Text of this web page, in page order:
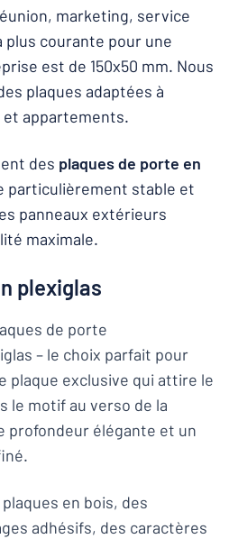
marketing, service
plus courante pour une
est de 150x50 mm. Nous
plaques adaptées à
et appartements.
des plaques de porte en
particulièrement stable et
panneaux extérieurs
maximale.
plexiglas
de porte
– le choix parfait pour
plaque exclusive qui attire le
le motif au verso de la
profondeur élégante et un
en bois, des
adhésifs, des caractères